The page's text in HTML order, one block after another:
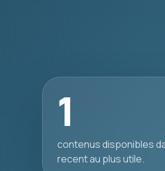
1
contenus disponibles
recent au plus utile.